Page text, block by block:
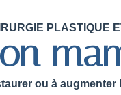
PLASTIQUE
ou à